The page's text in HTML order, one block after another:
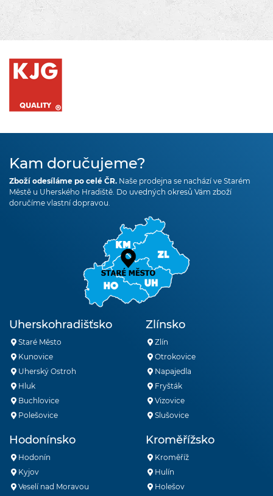
Kam doručujeme?
Zboží odesíláme po celé ČR. Naše prodejna se nachází ve Starém
Městě u Uherského Hradiště. Do uvedných okresů Vám zboží
doručíme vlastní dopravou.
Uherskohradišťsko
Staré Město
Kunovice
Uherský Ostroh
Hluk
Buchlovice
Polešovice
Zlínsko
Zlín
Otrokovice
Napajedla
Fryšták
Vizovice
Slušovice
Hodonínsko
Hodonín
Kyjov
Veselí nad Moravou
Kroměřížsko
Kroměříž
Hulín
Holešov